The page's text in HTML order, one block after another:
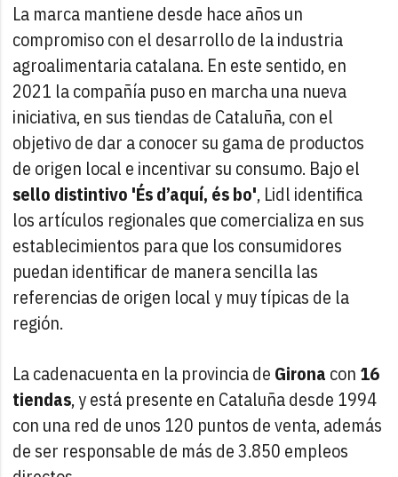
La marca mantiene desde hace años un
compromiso con el desarrollo de la industria
agroalimentaria catalana. En este sentido, en
2021 la compañía puso en marcha una nueva
iniciativa, en sus tiendas de Cataluña, con el
objetivo de dar a conocer su gama de productos
de origen local e incentivar su consumo. Bajo el
sello distintivo 'És d’aquí, és bo', Lidl identifica
los artículos regionales que comercializa en sus
establecimientos para que los consumidores
puedan identificar de manera sencilla las
referencias de origen local y muy típicas de la
región.
La cadenacuenta en la provincia de Girona con 16
tiendas, y está presente en Cataluña desde 1994
con una red de unos 120 puntos de venta, además
de ser responsable de más de 3.850 empleos